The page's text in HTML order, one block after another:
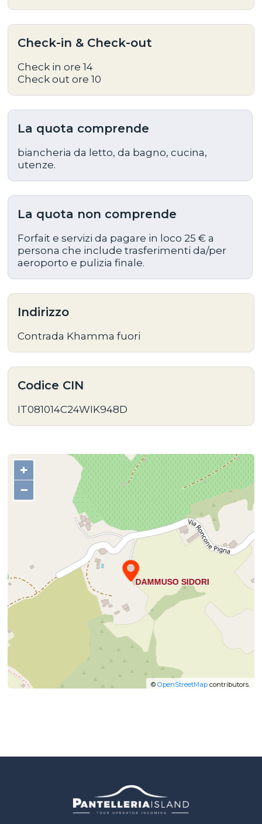
Check-in & Check-out
Check in ore 14
Check out ore 10
La quota comprende
biancheria da letto, da bagno, cucina,
utenze.
La quota non comprende
Forfait e servizi da pagare in loco 25 € a
persona che include trasferimenti da/per
aeroporto e pulizia finale.
Indirizzo
Contrada Khamma fuori
Codice CIN
IT081014C24WIK948D
+
−
© OpenStreetMapcontributors.